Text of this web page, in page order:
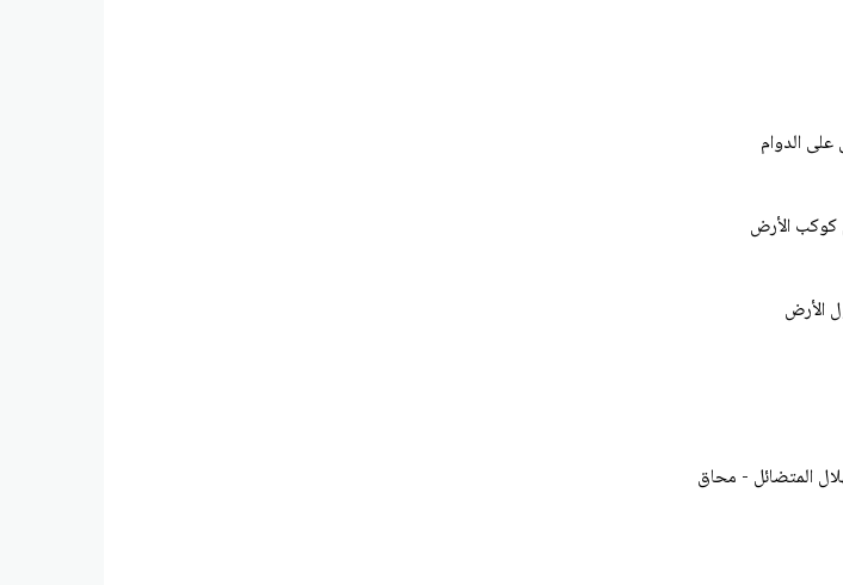
الأرض
المتضائل - محاق